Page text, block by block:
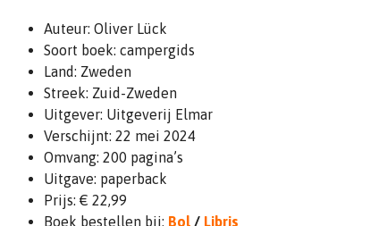
Auteur: Oliver Lück
Soort boek: campergids
Land: Zweden
Streek: Zuid-Zweden
Uitgever: Uitgeverij Elmar
Verschijnt: 22 mei 2024
Omvang: 200 pagina’s
Uitgave: paperback
Prijs: € 22,99
Boek bestellen bij: Bol / Libris